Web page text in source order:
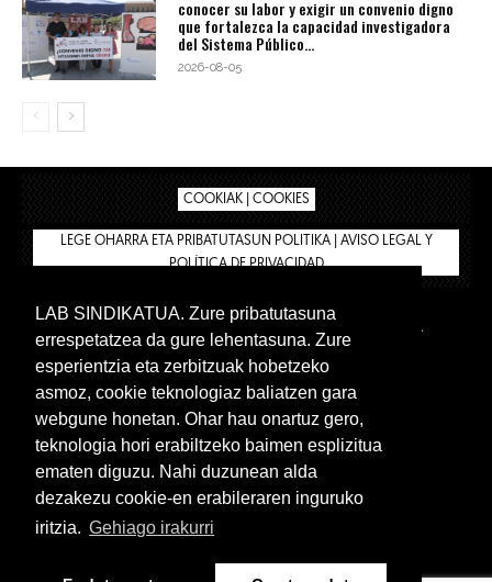
conocer su labor y exigir un convenio digno
que fortalezca la capacidad investigadora
del Sistema Público...
2026-08-05
COOKIAK | COOKIES
LEGE OHARRA ETA PRIBATUTASUN POLITIKA | AVISO LEGAL Y
POLÍTICA DE PRIVACIDAD
BIZILAN.EUS
TIENDA
INTRANET 🔑
Euskera Castellano
www.lab.eus
LAB SINDIKATUA. Zure pribatutasuna
errespetatzea da gure lehentasuna. Zure
esperientzia eta zerbitzuak hobetzeko
asmoz, cookie teknologiaz baliatzen gara
webgune honetan. Ohar hau onartuz gero,
teknologia hori erabiltzeko baimen esplizitua
ematen diguzu. Nahi duzunean alda
dezakezu cookie-en erabileraren inguruko
iritzia. Gehiago irakurri